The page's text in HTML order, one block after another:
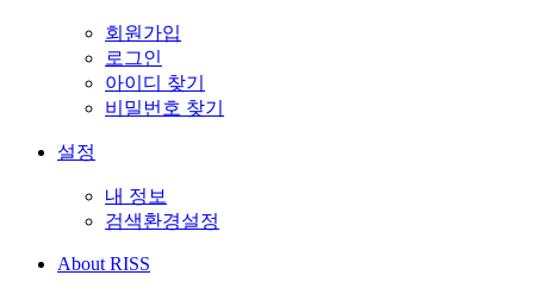
회원가입
로그인
아이디 찾기
비밀번호 찾기
설정
내 정보
검색환경설정
About RISS